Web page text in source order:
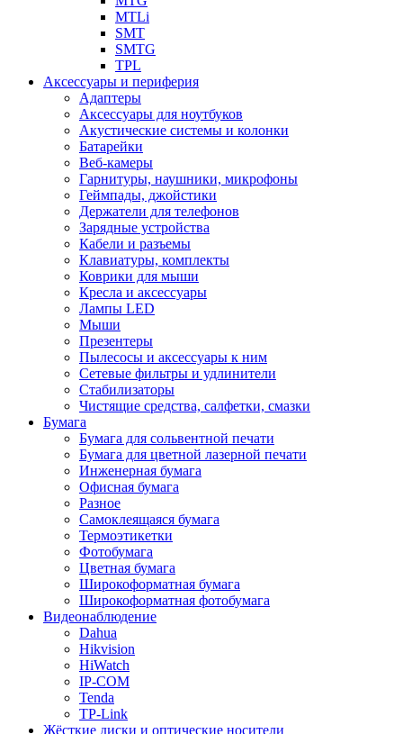
MTLi
SMT
SMTG
TPL
Аксессуары и периферия
Адаптеры
Аксессуары для ноутбуков
Акустические системы и колонки
Батарейки
Веб-камеры
Гарнитуры, наушники, микрофоны
Геймпады, джойстики
Держатели для телефонов
Зарядные устройства
Кабели и разъемы
Клавиатуры, комплекты
Коврики для мыши
Кресла и аксессуары
Лампы LED
Мыши
Презентеры
Пылесосы и аксессуары к ним
Сетевые фильтры и удлинители
Стабилизаторы
Чистящие средства, салфетки, смазки
Бумага
Бумага для сольвентной печати
Бумага для цветной лазерной печати
Инженерная бумага
Офисная бумага
Разное
Самоклеящаяся бумага
Термоэтикетки
Фотобумага
Цветная бумага
Широкоформатная бумага
Широкоформатная фотобумага
Видеонаблюдение
Dahua
Hikvision
HiWatch
IP-COM
Tenda
TP-Link
Жёсткие диски и оптические носители